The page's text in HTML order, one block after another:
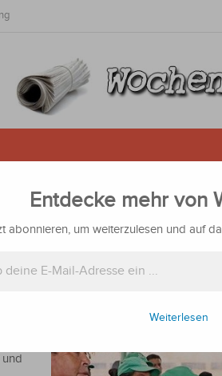
kommt mehr
Nachrichten
Entdecke mehr von
abonnieren, um weiterzulesen und auf
Weiterlesen